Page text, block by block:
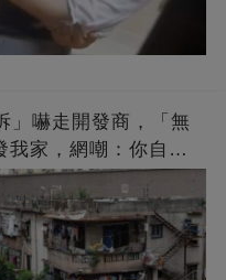
」嚇走開發商，「無
我家，網嘲：你自己